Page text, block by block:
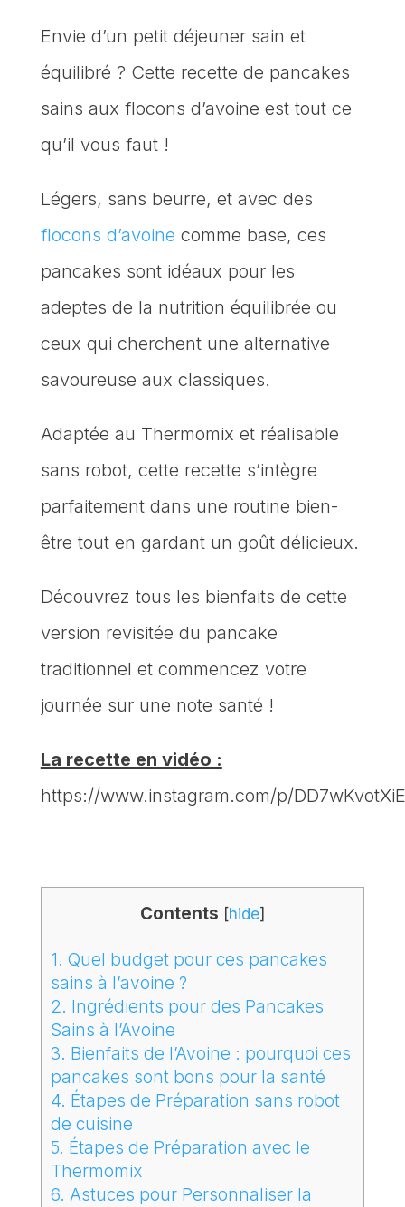
Envie d’un petit déjeuner sain et
équilibré ? Cette recette de pancakes
sains aux flocons d’avoine est tout ce
qu’il vous faut !
Légers, sans beurre, et avec des
flocons d’avoine comme base, ces
pancakes sont idéaux pour les
adeptes de la nutrition équilibrée ou
ceux qui cherchent une alternative
savoureuse aux classiques.
Adaptée au Thermomix et réalisable
sans robot, cette recette s’intègre
parfaitement dans une routine bien-
être tout en gardant un goût délicieux.
Découvrez tous les bienfaits de cette
version revisitée du pancake
traditionnel et commencez votre
journée sur une note santé !
La recette en vidéo :
https://www.instagram.com/p/
Contents [hide]
1. Quel budget pour ces pancakes
sains à l’avoine ?
2. Ingrédients pour des Pancakes
Sains à l’Avoine
3. Bienfaits de l’Avoine : pourquoi ces
pancakes sont bons pour la santé
4. Étapes de Préparation sans robot
de cuisine
5. Étapes de Préparation avec le
Thermomix
6. Astuces pour Personnaliser la